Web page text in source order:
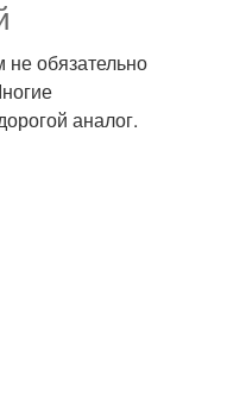
не обязательно
аналог.